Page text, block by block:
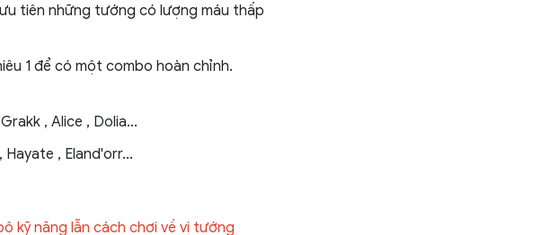
tiên những tướng có lượng máu thấp
1 để có một combo hoàn chỉnh.
, Alice , Dolia...
, Eland'orr...
kỹ năng lẫn cách chơi về vị tướng